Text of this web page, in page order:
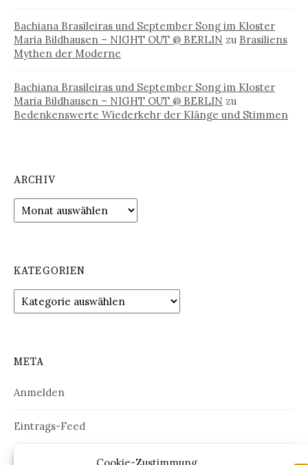
Bachiana Brasileiras und September Song im Kloster
Maria Bildhausen – NIGHT OUT @ BERLIN zu Brasiliens
Mythen der Moderne
Bachiana Brasileiras und September Song im Kloster
Maria Bildhausen – NIGHT OUT @ BERLIN zu
Bedenkenswerte Wiederkehr der Klänge und Stimmen
ARCHIV
Archiv
KATEGORIEN
Kategorien
META
Anmelden
Eintrags-Feed
Kommentar-Feed